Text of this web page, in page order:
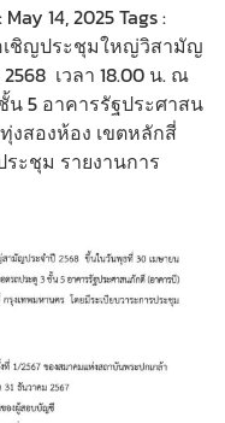
14, 2025 Tags :
เชิญประชุมใหญ่วิสามัญ
เวลา 18.00 น. ณ
5 อาคารรัฐประศาสน
สองห้อง เขตหลักสี่
ระชุม รายงานการ